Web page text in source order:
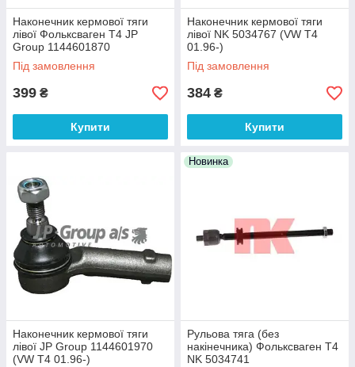
Наконечник кермової тяги
лівої Фольксваген Т4 JP
Group 1144601870
Під замовлення
399 ₴
Купити
Наконечник кермової тяги
лівої NK 5034767 (VW T4
01.96-)
Під замовлення
384 ₴
Купити
Наконечник кермової тяги
лівої JP Group 1144601970
(VW T4 01.96-)
Новинка
Рульова тяга (без
накінечника) Фольксваген Т4
NK 5034741